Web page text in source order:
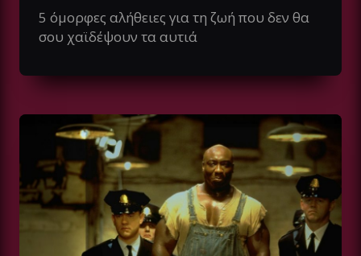
5 όμορφες αλήθειες για τη ζωή που δεν θα
σου χαϊδέψουν τα αυτιά